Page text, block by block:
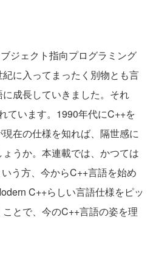
ジェクト指向プログラミング
に入ってまったく別物とも言
成長していきました。それ
ています。1990年代にC++を
在の仕様を知れば、隔世感に
うか。本連載では、かつては
う方、今からC++言語を始め
C++らしい言語仕様をピッ
とで、今のC++言語の姿を理